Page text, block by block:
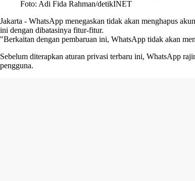
Foto: Adi Fida Rahman/detikINET
Jakarta - WhatsApp menegaskan tidak akan menghapus
ini dengan dibatasinya fitur-fitur.
"Berkaitan dengan pembaruan ini, WhatsApp tidak akan
Sebelum diterapkan aturan privasi terbaru ini, WhatsApp
pengguna.